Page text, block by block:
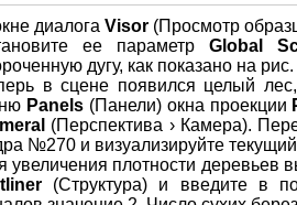
диалогаVisor (Просмотр
ее параметр Global
дугу, как показано на
в сцене появился целый
Panels(Панели) окна проекции
(Перспектива › Камера).
№270 и визуализируйте
увеличения плотности деревьев
(Структура) и введите в